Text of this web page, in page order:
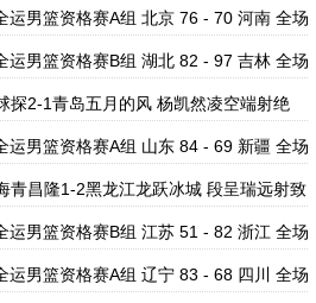
运男篮资格赛A组 北京 76 - 70 河南 全场
运男篮资格赛B组 湖北 82 - 97 吉林 全场
探2-1青岛五月的风 杨凯然凌空端射绝
运男篮资格赛A组 山东 84 - 69 新疆 全场
青昌隆1-2黑龙江龙跃冰城 段呈瑞远射致
运男篮资格赛B组 江苏 51 - 82 浙江 全场
运男篮资格赛A组 辽宁 83 - 68 四川 全场